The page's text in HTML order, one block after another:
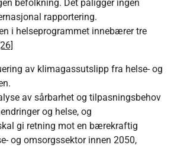
befolkning. Det påligger ingen
rapportering.
i helseprogrammet innebærer tre
[26]
av klimagassutslipp fra helse- og
av sårbarhet og tilpasningsbehov
og helse, og
gi retning mot en bærekraftig
og omsorgssektor innen 2050,